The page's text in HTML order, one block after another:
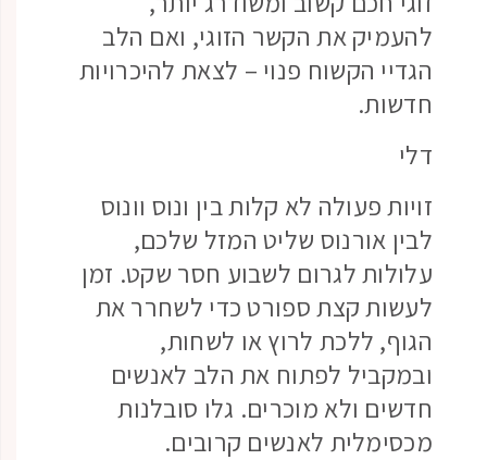
להעמיק את הקשר הזוגי, ואם הלב
הגדיי הקשוח פנוי – לצאת להיכרויות
חדשות.
דלי
זויות פעולה לא קלות בין ונוס וונוס
לבין אורנוס שליט המזל שלכם,
עלולות לגרום לשבוע חסר שקט. זמן
לעשות קצת ספורט כדי לשחרר את
הגוף, ללכת לרוץ או לשחות,
ובמקביל לפתוח את הלב לאנשים
חדשים ולא מוכרים. גלו סובלנות
מכסימלית לאנשים קרובים.